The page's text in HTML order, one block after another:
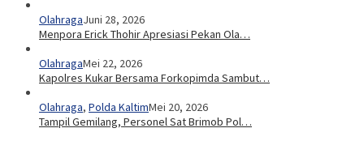
OlahragaJuni 28, 2026
Menpora Erick Thohir Apresiasi Pekan Ola…
OlahragaMei 22, 2026
Kapolres Kukar Bersama Forkopimda Sambut…
Olahraga, Polda KaltimMei 20, 2026
Tampil Gemilang, Personel Sat Brimob Pol…